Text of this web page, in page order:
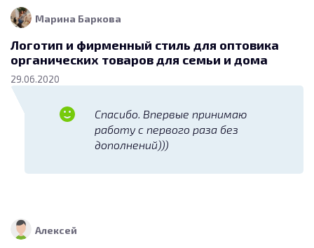
Марина Баркова
Логотип и фирменный стиль для оптовика
органических товаров для семьи и дома
29.06.2020
Спасибо. Впервые принимаю
работу с первого раза без
дополнений)))
Алексей